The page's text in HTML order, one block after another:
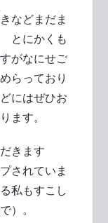
などまだま
とにかくも
がなにせご
らっており
にはぜひお
ます。
きます
されていま
私もすこし
）。